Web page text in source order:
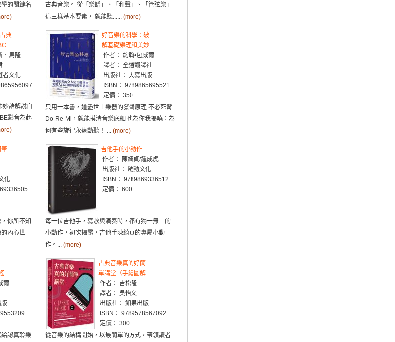
的關鍵名
古典音樂。 從「樂譜」、「和聲」、「管弦樂」
這三樣基本要素， 就能聽...... (more)
典
．馬隆
者文化
妙語解說白
影音為起
好音樂的科學：破
解基礎樂理和美妙..
作者： 約翰•包威爾
譯者： 全通翻譯社
出版社： 大寫出版
ISBN： 9789865695521
定價： 350
只用一本書，道盡世上樂器的發聲原理 不必死背
Do-Re-Mi，就能摸清音樂底細 也為你我揭曉：為
何有些旋律永遠動聽！ ... (more)
筆
化
你所不知
的內心世
吉他手的小動作
作者： 陳綺貞/鍾成虎
出版社： 啟動文化
ISBN： 9789869336512
定價： 600
每一位吉他手，寫歌與演奏時，都有獨一無二的
小動作，初次揭露，吉他手陳綺貞的專屬小動
作。... (more)
..
爾
版
認真聆樂
古典音樂真的好簡
單講堂（手繪圖解..
作者： 吉松隆
譯者： 吳怡文
出版社： 如果出版
ISBN： 9789578567092
定價： 300
從音樂的結構開始，以最簡單的方式，帶領讀者